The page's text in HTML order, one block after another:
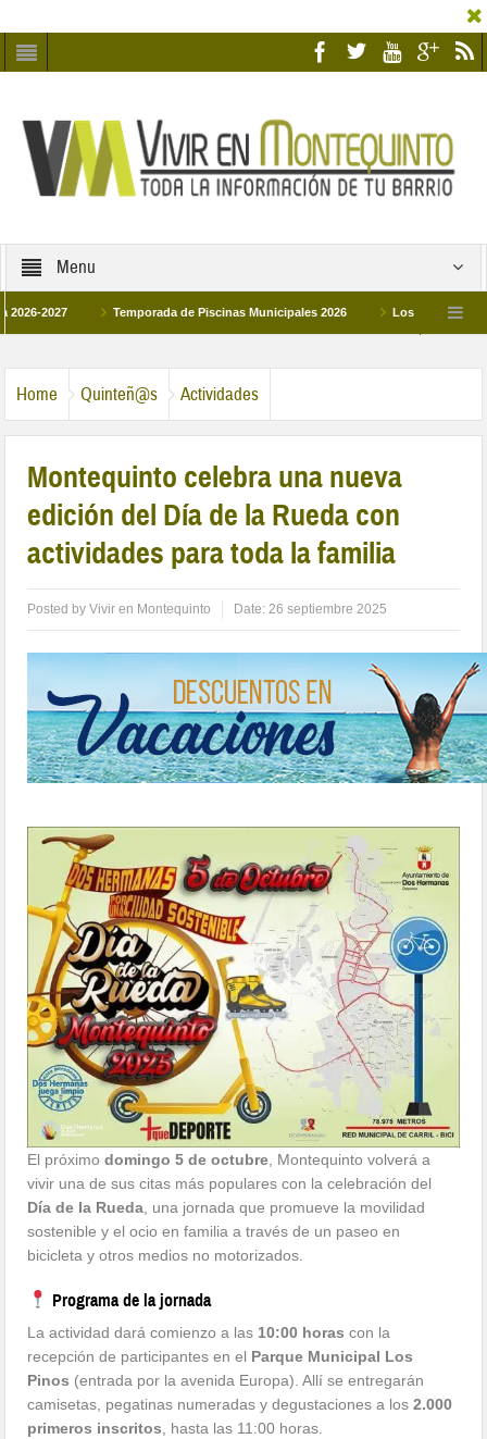
Menu
Temporada de Piscinas Municipales 2026 Los Campus de
Home Quinteñ@s Actividades
Montequinto celebra una nueva
edición del Día de la Rueda con
actividades para toda la familia
Posted byVivir en Montequinto Date:26 septiembre 2025
El próximodomingo 5 de octubre, Montequinto volverá a
vivir una de sus citas más populares con la celebración del
Día de la Rueda, una jornada que promueve la movilidad
sostenible y el ocio en familia a través de un paseo en
bicicleta y otros medios no motorizados.
Programa de la jornada
La actividad dará comienzo a las 10:00 horas con la
recepción de participantes en el Parque Municipal Los
Pinos (entrada por la avenida Europa). Allí se entregarán
camisetas, pegatinas numeradas y degustaciones a los2.000
primeros inscritos, hasta las 11:00 horas.